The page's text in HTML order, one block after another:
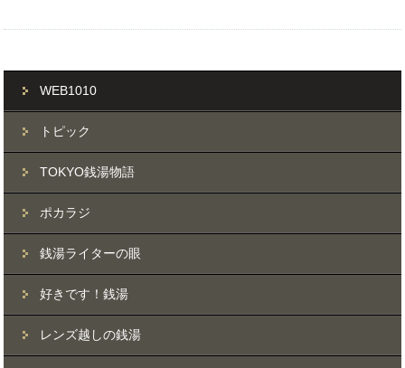
WEB1010
トピック
TOKYO銭湯物語
ポカラジ
銭湯ライターの眼
好きです！銭湯
レンズ越しの銭湯